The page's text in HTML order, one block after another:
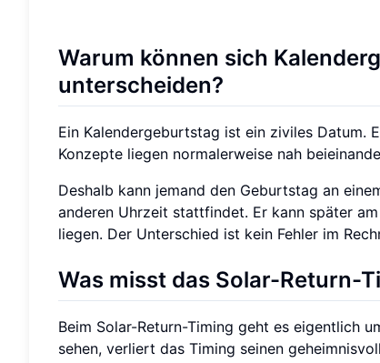
Warum können sich
unterscheiden?
Ein Kalendergeburtstag ist ein ziviles Datum.
Konzepte liegen normalerweise nah
Deshalb kann jemand den Geburtstag an
anderen Uhrzeit stattfindet. Er kann später
liegen. Der Unterschied ist kein Fehler im
Was misst das Solar-Return-
Beim Solar-Return-Timing geht es eigentlich
sehen, verliert das Timing seinen